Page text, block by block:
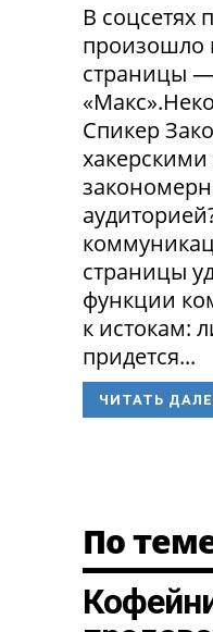
В соцсетях
произошло
страницы —
Спикер
страницы
функции
к истокам:
придется...
ЧИТАТЬ
По